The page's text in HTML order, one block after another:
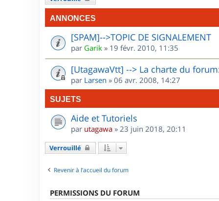
ANNONCES
[SPAM]-->TOPIC DE SIGNALEMENT
par Garik » 19 févr. 2010, 11:35
[UtagawaVtt] --> La charte du
par Larsen » 06 avr. 2008, 14:27
SUJETS
Aide et Tutoriels
par utagawa » 23 juin 2018, 20:11
Verrouillé
Revenir à l’accueil du forum
PERMISSIONS DU FORUM